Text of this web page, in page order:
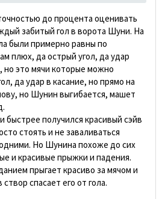
до процента оценивать
забитый гол в ворота Шуни. На
были примерно равны по
плюх, да острый угол, да удар
но это мячи которые можно
да удар в касание, но прямо на
но Шунин выгибается, машет
быстрее получился красивый сэйв
стоять и не заваливаться
Но Шунина похоже до сих
и красивые прыжки и падения.
прыгает красиво за мячом и
спасает его от гола.